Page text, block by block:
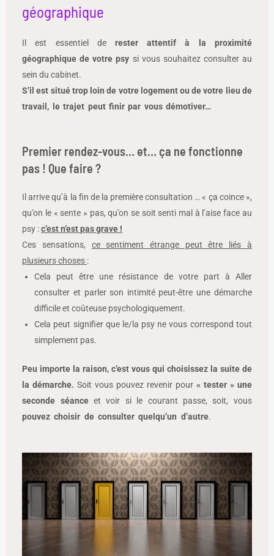
géographique
Il est essentiel de rester attentif à la proximité
géographique de votre psy si vous souhaitez consulter au
sein du cabinet.
S’il est situé trop loin de votre logement ou de votre lieu de
travail, le trajet peut finir par vous démotiver…
Premier rendez-vous… et… ça ne fonctionne
pas ! Que faire ?
Il arrive qu’à la fin de la première consultation … « ça coince »,
qu’on le « sente » pas, qu’on se soit senti mal à l’aise face au
psy :c’est n’est pas grave !
Ces sensations, ce sentiment étrange peut être liés à
plusieurs choses :
Cela peut être une résistance de votre part à Aller
consulter et parler son intimité peut-être une démarche
difficile et coûteuse psychologiquement.
Cela peut signifier que le/la psy ne vous correspond tout
simplement pas.
Peu importe la raison, c’est vous qui choisissez la suite de
la démarche.Soit vous pouvez revenir pour « tester » une
seconde séanceet voir si le courant passe, soit, vous
pouvez choisir de consulter quelqu’un d’autre.